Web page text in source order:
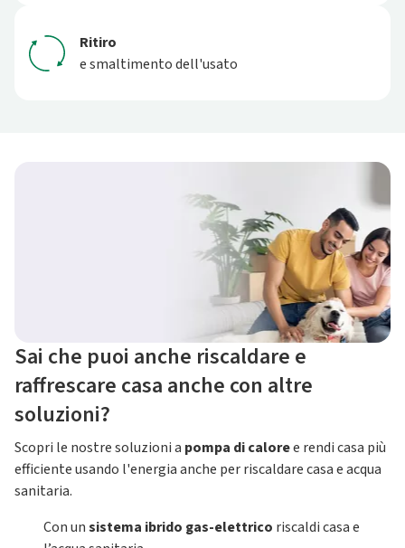
Ritiro
e smaltimento dell'usato
Sai che puoi anche riscaldare e
raffrescare casa anche con altre
soluzioni?
Scopri le nostre soluzioni a pompa di caloree rendi casa più
efficiente usando l'energia anche per riscaldare casa e acqua
sanitaria.
Con unsistema ibrido gas-elettrico riscaldi casa e